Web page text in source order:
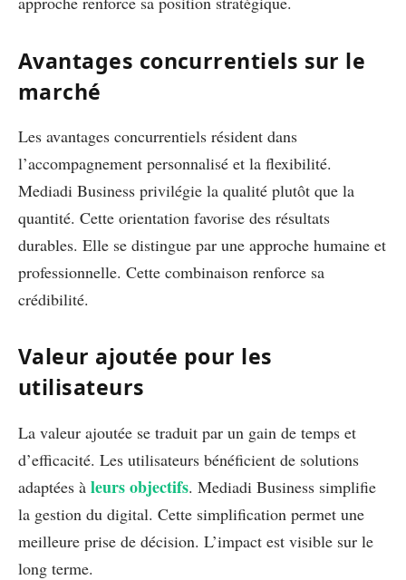
Avantages concurrentiels sur le
marché
Les avantages concurrentiels résident dans
l’accompagnement personnalisé et la flexibilité.
Mediadi Business privilégie la qualité plutôt que la
quantité. Cette orientation favorise des résultats
durables. Elle se distingue par une approche humaine et
professionnelle. Cette combinaison renforce sa
crédibilité.
Valeur ajoutée pour les
utilisateurs
La valeur ajoutée se traduit par un gain de temps et
d’efficacité. Les utilisateurs bénéficient de solutions
adaptées à leurs objectifs. Mediadi Business simplifie
la gestion du digital. Cette simplification permet une
meilleure prise de décision. L’impact est visible sur le
long terme.